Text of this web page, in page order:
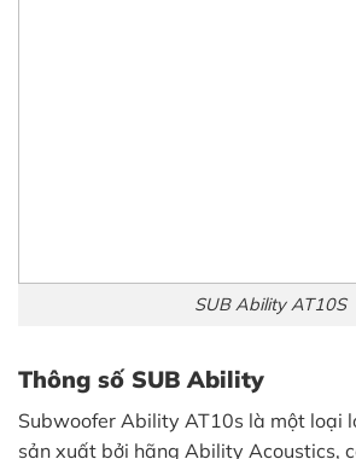
SUB Ability AT10S
Thông số SUB Ability
Subwoofer Ability AT10s là một loại
sản xuất bởi hãng Ability Acoustics,